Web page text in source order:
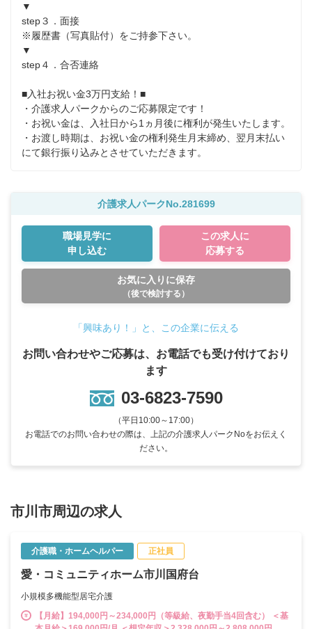
▼
step３．面接
※履歴書（写真貼付）をご持参下さい。
▼
step４．合否連絡
■入社お祝い金3万円支給！■
・介護求人パークからのご応募限定です！
・お祝い金は、入社日から1ヵ月後に権利が発生いたします。
・お渡し時期は、お祝い金の権利発生月末締め、翌月末払い
にて銀行振り込みとさせていただきます。
介護求人パークNo.281699
職場見学に
申し込む
この求人に
応募する
お気に入りに保存
（後で検討する）
「興味あり！」と、この企業に伝える
お問い合わせやご応募は、お電話でも受け付けており
ます
03-6823-7590
（平日10:00～17:00）
お電話でのお問い合わせの際は、上記の介護求人パークNoをお伝えく
ださい。
市川市周辺の求人
介護職・ホームヘルパー 正社員
愛・コミュニティホーム市川国府台
小規模多機能型居宅介護
【月給】194,000円～234,000円（等級給、夜勤手当4回含む） ＜基